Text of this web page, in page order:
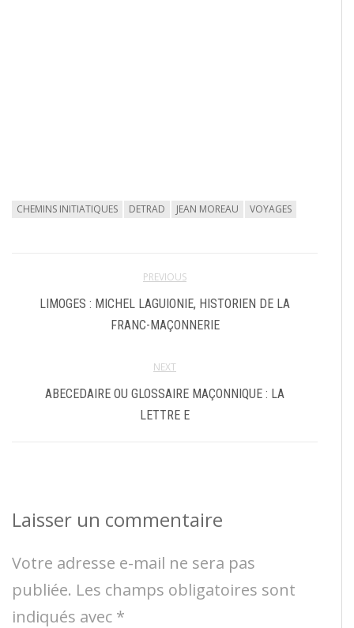
CHEMINS INITIATIQUES DETRAD JEAN MOREAU VOYAGES
PREVIOUS
LIMOGES : MICHEL LAGUIONIE, HISTORIEN DE LA
FRANC-MAÇONNERIE
NEXT
ABECEDAIRE OU GLOSSAIRE MAÇONNIQUE : LA
LETTRE E
Laisser un commentaire
Votre adresse e-mail ne sera pas
publiée. Les champs obligatoires sont
indiqués avec *